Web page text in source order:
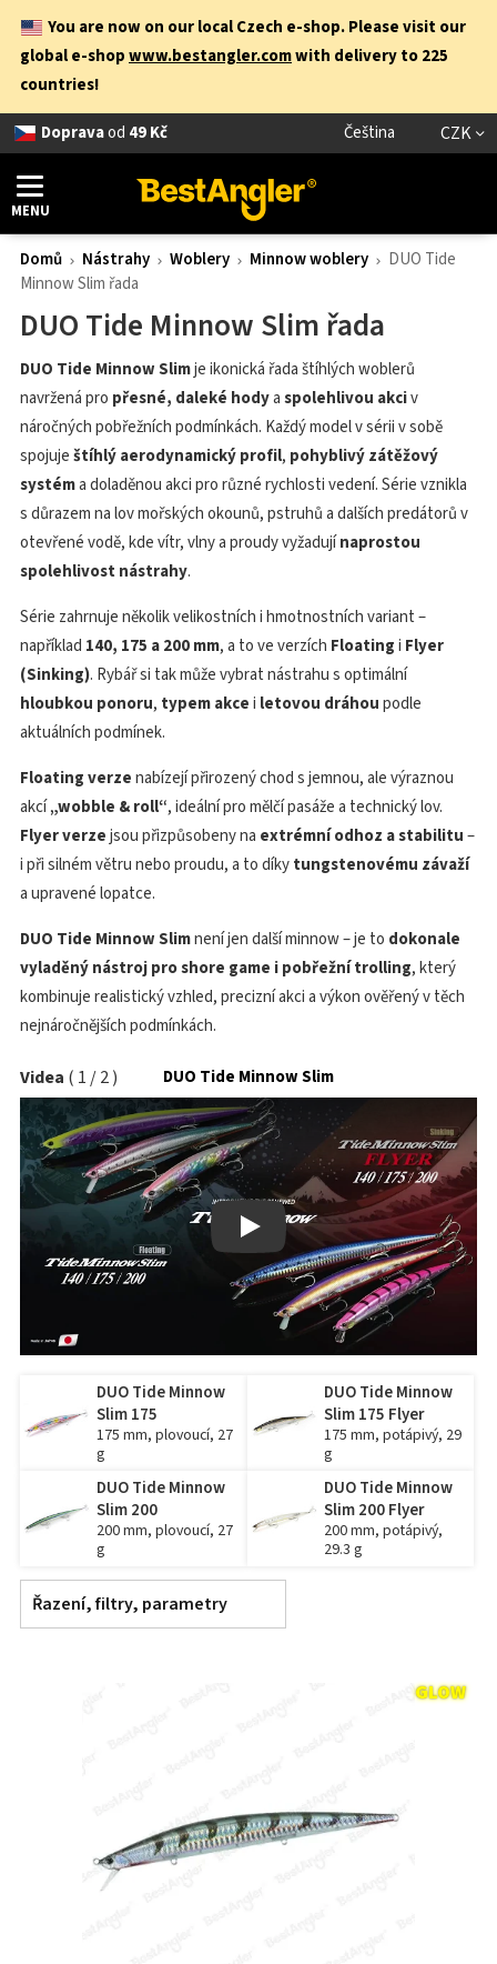
You are now on our local Czech e-shop. Please visit our
global e-shopwww.bestangler.comwith delivery to 225
countries!
Dopravaod 49 Kč Čeština CZK
MENU
Domů Nástrahy Woblery Minnow woblery
DUO Tide
Minnow Slim řada
Videa ( 1 /2) DUO Tide Minnow Slim
Play
DUO Tide Minnow Slim řada
DUO Tide Minnow Slimje ikonická řada štíhlých woblerů
navržená pro přesné, daleké hodyaspolehlivou akciv
náročných pobřežních podmínkách. Každý model v sérii v sobě
spojuještíhlý aerodynamický profil, pohyblivý zátěžový
systéma doladěnou akci pro různé rychlosti vedení. Série vznikla
s důrazem na lov mořských okounů, pstruhů a dalších predátorů v
otevřené vodě, kde vítr, vlny a proudy vyžadujínaprostou
spolehlivost nástrahy.
Série zahrnuje několik velikostních i hmotnostních variant –
například 140, 175 a 200 mm, a to ve verzích Floatingi Flyer
(Sinking). Rybář si tak může vybrat nástrahu s optimální
hloubkou ponoru, typem akcei letovou dráhoupodle
aktuálních podmínek.
Floating verzenabízejí přirozený chod s jemnou, ale výraznou
akcí„wobble & roll“, ideální pro mělčí pasáže a technický lov.
Flyer verzejsou přizpůsobeny na extrémní odhoz a stabilitu–
i při silném větru nebo proudu, a to díkytungstenovému závaží
a upravené lopatce.
DUO Tide Minnow Slimnení jen další minnow – je to dokonale
vyladěný nástroj pro shore game i pobřežní trolling, který
kombinuje realistický vzhled, precizní akci a výkon ověřený v těch
nejnáročnějších podmínkách.
DUO Tide Minnow
Slim 175
175 mm, plovoucí, 27
g
DUO Tide Minnow
Slim 175 Flyer
175 mm, potápivý, 29
g
DUO Tide Minnow
Slim 200
200 mm, plovoucí, 27
g
DUO Tide Minnow
Slim 200 Flyer
200 mm, potápivý,
29.3 g
Řazení, filtry, parametry